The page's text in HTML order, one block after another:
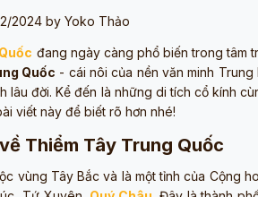
2024 by Yoko Thảo
đang ngày càng phổ biến trong tâm
Quốc - cái nôi của nền văn minh
lâu đời. Kể đến là những di tích cổ kính
viết này để biết rõ hơn nhé!
Thiểm Tây Trung Quốc
vùng Tây Bắc và là một tỉnh của Cộng